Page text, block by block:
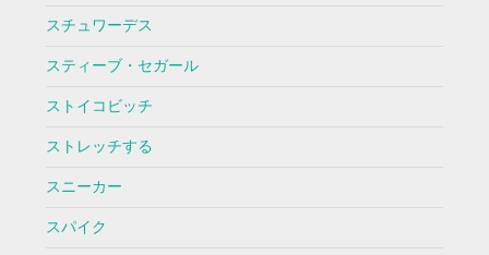
スチュワーデス
スティーブ・セガール
ストイコビッチ
ストレッチする
スニーカー
スパイク